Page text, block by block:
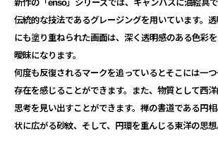
新作の「enso」シリーズでは、キャンバスに油絵具で
伝統的な技法であるグレージングを用いています。
にも塗り重ねられた画面は、 深く透明感のある色彩
曖昧になります。
何度も反復されるマークを追っているとそこには一
存在を感じることができます。また、 物質として西
思考を見い出すことができます。禅の書道である円
状に広がる砂紋、 そして、円環を重んじる東洋の思想